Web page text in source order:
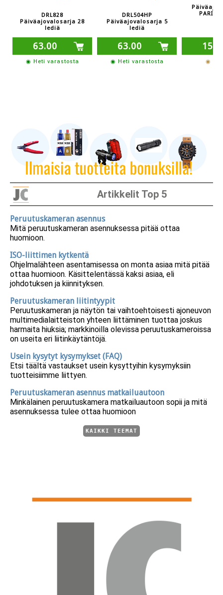
DRL828
Päiväajovalosarja 28
lediä
63.00
◉ Heti varastosta
DRL504HP
Päiväajovalosarja 5
lediä
63.00
◉ Heti varastosta
PARI
◉ 1-2
Artikkelit Top 5
Peruutuskameran asennus
Mitä peruutuskameran asennuksessa pitää ottaa
huomioon.
ISO-liittimen kytkentä
Ohjelmalähteen asentamisessa on monta asiaa mitä pitää
ottaa huomioon. Käsittelentässä kaksi asiaa, eli
johdotuksen ja kiinnityksen.
Peruutuskameran liitintyypit
Peruutuskameran ja näytön tai vaihtoehtoisesti ajoneuvon
multimedialaitteiston yhteen liittäminen tuottaa joskus
harmaita hiuksia; markkinoilla olevissa peruutuskameroissa
on useita eri liitinkäytäntöjä.
Usein kysytyt kysymykset (FAQ)
Etsi täältä vastaukset usein kysyttyihin kysymyksiin
tuotteisiimme liittyen.
Peruutuskameran asennus matkailuautoon
Minkälainen peruutuskamera matkailuautoon sopii ja mitä
asennuksessa tulee ottaa huomioon
KAIKKI TEEMAT